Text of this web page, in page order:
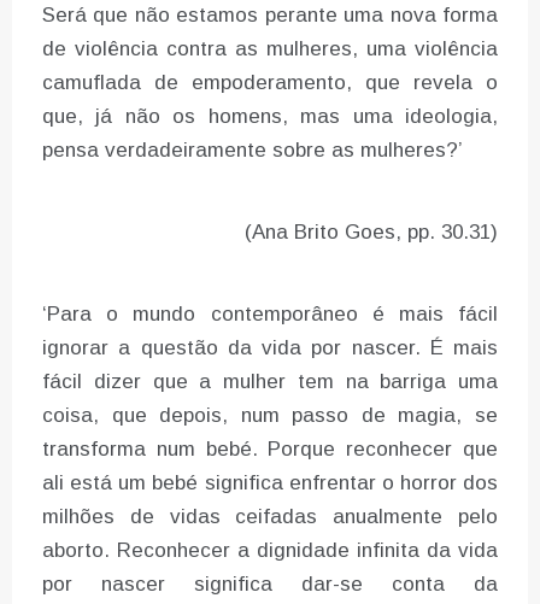
Será que não estamos perante uma nova forma
de violência contra as mulheres, uma violência
camuflada de empoderamento, que revela o
que, já não os homens, mas uma ideologia,
pensa verdadeiramente sobre as mulheres?’
(Ana Brito Goes, pp. 30.31)
‘Para o mundo contemporâneo é mais fácil
ignorar a questão da vida por nascer. É mais
fácil dizer que a mulher tem na barriga uma
coisa, que depois, num passo de magia, se
transforma num bebé. Porque reconhecer que
ali está um bebé significa enfrentar o horror dos
milhões de vidas ceifadas anualmente pelo
aborto. Reconhecer a dignidade infinita da vida
por nascer significa dar-se conta da